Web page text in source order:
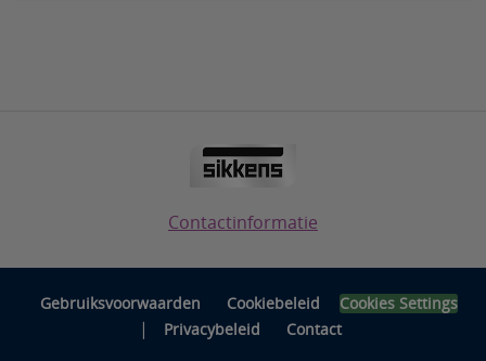
Contactinformatie
Gebruiksvoorwaarden Cookiebeleid Cookies Settings
| Privacybeleid Contact